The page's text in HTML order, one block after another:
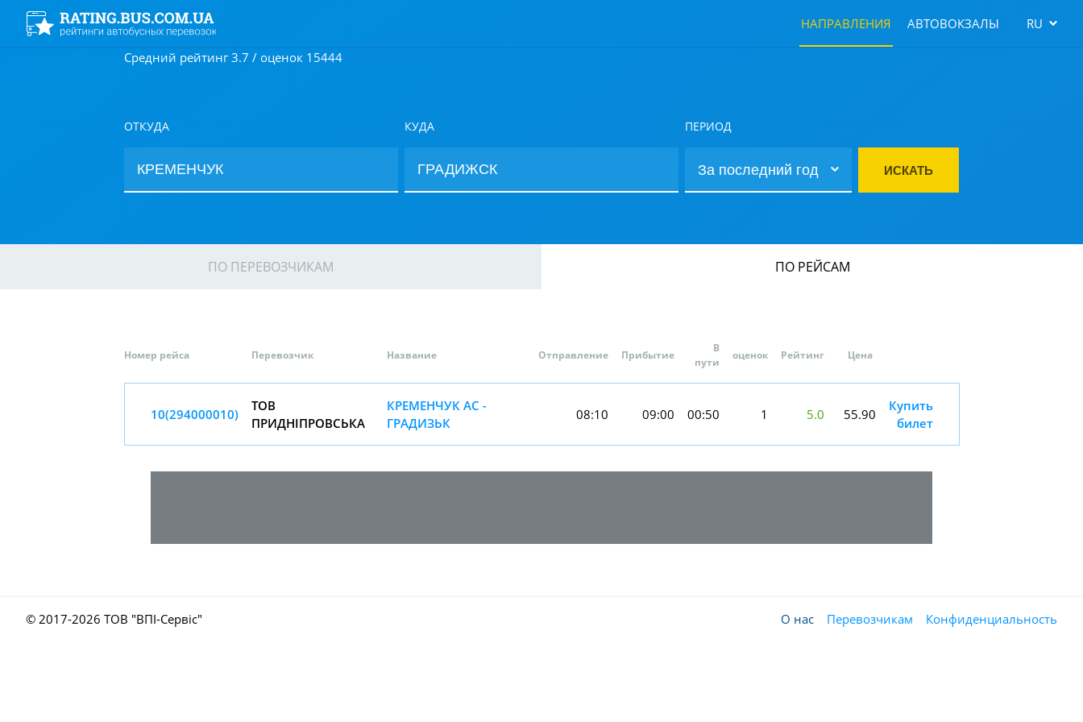
НАПРАВЛЕНИЯ АВТОВОКЗАЛЫ RU
Средний рейтинг 3.7 / оценок 15444
ОТКУДА КУДА ПЕРИОД
ИСКАТЬ
ПО ПЕРЕВОЗЧИКАМ ПО РЕЙСАМ
Номер рейса Перевозчик Название Отправление Прибытие
В
пути
оценок Рейтинг Цена
10(294000010)
ТОВ
ПРИДНIПРОВСЬКА
КРЕМЕНЧУК АС -
ГРАДИЗЬК
08:10 09:00 00:50 1 5.0 55.90
Купить
билет
© 2017-2026 ТОВ "ВПІ-Сервіс" О нас Перевозчикам Конфиденциальность